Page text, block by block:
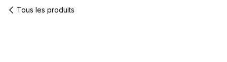
Tous les produits